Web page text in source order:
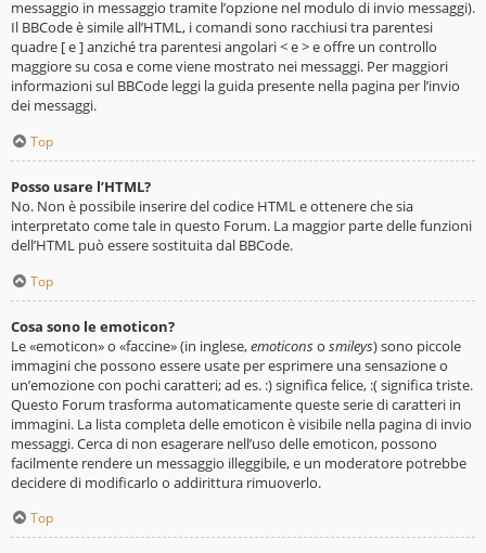
messaggio in messaggio tramite l’opzione nel modulo di invio messaggi).
Il BBCode è simile all’HTML, i comandi sono racchiusi tra parentesi
quadre [ e ] anziché tra parentesi angolari < e > e offre un controllo
maggiore su cosa e come viene mostrato nei messaggi. Per maggiori
informazioni sul BBCode leggi la guida presente nella pagina per l’invio
dei messaggi.
Top
Posso usare l’HTML?
No. Non è possibile inserire del codice HTML e ottenere che sia
interpretato come tale in questo Forum. La maggior parte delle funzioni
dell’HTML può essere sostituita dal BBCode.
Top
Cosa sono le emoticon?
Le «emoticon» o «faccine» (in inglese,emoticonso smileys) sono piccole
immagini che possono essere usate per esprimere una sensazione o
un’emozione con pochi caratteri; ad es. :) significa felice, :( significa triste.
Questo Forum trasforma automaticamente queste serie di caratteri in
immagini. La lista completa delle emoticon è visibile nella pagina di invio
messaggi. Cerca di non esagerare nell’uso delle emoticon, possono
facilmente rendere un messaggio illeggibile, e un moderatore potrebbe
decidere di modificarlo o addirittura rimuoverlo.
Top